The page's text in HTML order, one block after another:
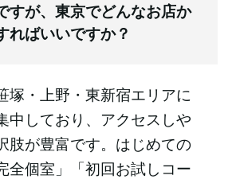
すが、東京でどんなお店か
ればいいですか？
塚・上野・東新宿エリアに
中しており、アクセスしや
肢が豊富です。はじめての
全個室」「初回お試しコー